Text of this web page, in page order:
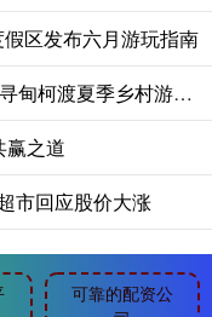
区发布六月游玩指南
天天盈APP下载 红土地上“绿”生金寻甸柯渡夏季乡村游升温
赢之道
市回应股价大涨
可靠的配资公